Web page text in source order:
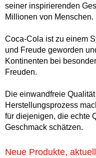
seiner inspirierenden
Millionen von Menschen.
Coca-Cola ist zu einem
und Freude geworden
Kontinenten bei
Freuden.
Die einwandfreie
Herstellungsprozess
für diejenigen, die echte
Geschmack schätzen.
Neue Produkte,